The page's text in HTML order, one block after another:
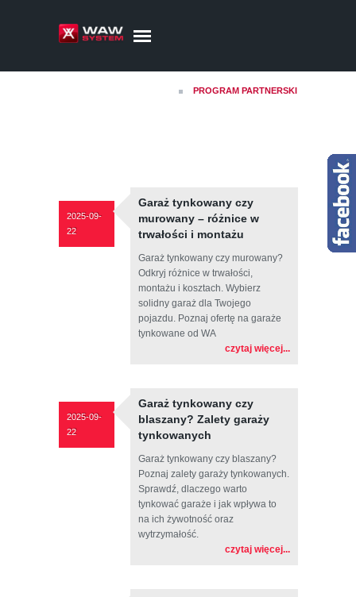
PROGRAM PARTNERSKI
2025-09-
22
Garaż tynkowany czy
murowany – różnice w
trwałości i montażu
Garaż tynkowany czy murowany?
Odkryj różnice w trwałości,
montażu i kosztach. Wybierz
solidny garaż dla Twojego
pojazdu. Poznaj ofertę na garaże
tynkowane od WA
czytaj więcej...
2025-09-
22
Garaż tynkowany czy
blaszany? Zalety garaży
tynkowanych
Garaż tynkowany czy blaszany?
Poznaj zalety garaży tynkowanych.
Sprawdź, dlaczego warto
tynkować garaże i jak wpływa to
na ich żywotność oraz
wytrzymałość.
czytaj więcej...